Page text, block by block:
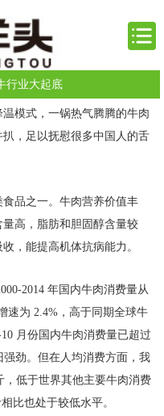
行业大起底
模式，一锅热气腾腾的牛肉
，足以抚慰很多中国人的舌
品之一。牛肉营养价值丰
高，脂肪和胆固醇含量较
，能提高机体抗病能力。
2014 年国内牛肉消费量从
速为 2.4%，高于同期全球牛
月份国内牛肉消费量已超过
劲。但在人均消费方面，我
，低于世界其他主要牛肉消费
比也处于较低水平。